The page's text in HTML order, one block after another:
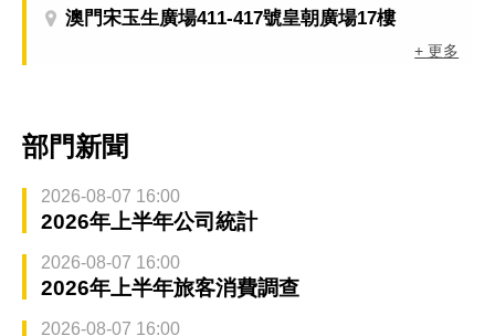
澳門宋玉生廣場411-417號皇朝廣場17樓
+ 更多
部門新聞
2026-08-07 16:00
2026年上半年公司統計
2026-08-07 16:00
2026年上半年旅客消費調查
2026-08-07 16:00